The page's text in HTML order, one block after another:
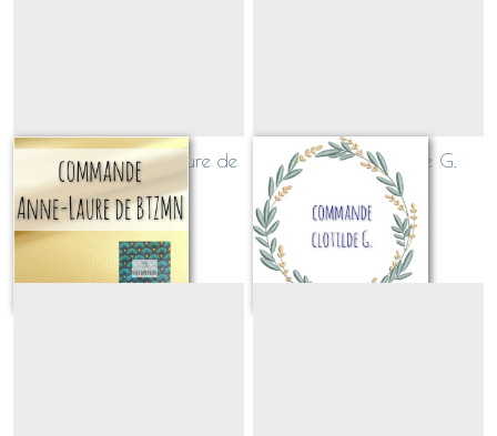
commande Anne-Laure de
BTZMN
Sur demande
commande Clotilde G.
Sur demande